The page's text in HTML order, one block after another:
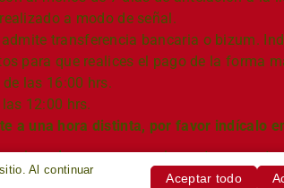
a modo de señal.
transferencia bancaria o bizum.
para que realices el pago de la forma
las 16:00 hrs.
12:00 hrs.
a una hora distinta, por favor indícalo
avises de que vas a venir con tu
Al continuar
Aceptar todo